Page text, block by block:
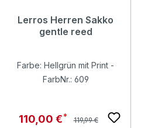
Lerros Herren Sakko
gentle reed
Farbe: Hellgrün mit Print -
FarbNr.: 609
Verkaufspreis:
110,00 € Regulärer Preis:
119,99 €